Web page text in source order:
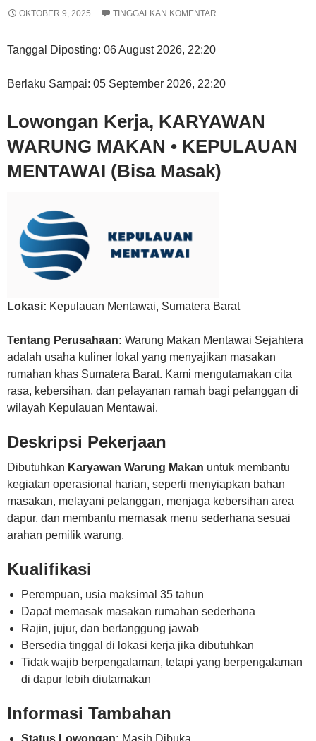
OKTOBER 9, 2025 TINGGALKAN KOMENTAR
Tanggal Diposting: 06 August 2026, 22:20
Berlaku Sampai: 05 September 2026, 22:20
Lowongan Kerja, KARYAWAN
WARUNG MAKAN • KEPULAUAN
MENTAWAI (Bisa Masak)
Lokasi: Kepulauan Mentawai, Sumatera Barat
Tentang Perusahaan: Warung Makan Mentawai Sejahtera
adalah usaha kuliner lokal yang menyajikan masakan
rumahan khas Sumatera Barat. Kami mengutamakan cita
rasa, kebersihan, dan pelayanan ramah bagi pelanggan di
wilayah Kepulauan Mentawai.
Deskripsi Pekerjaan
Dibutuhkan Karyawan Warung Makan untuk membantu
kegiatan operasional harian, seperti menyiapkan bahan
masakan, melayani pelanggan, menjaga kebersihan area
dapur, dan membantu memasak menu sederhana sesuai
arahan pemilik warung.
Kualifikasi
Perempuan, usia maksimal 35 tahun
Dapat memasak masakan rumahan sederhana
Rajin, jujur, dan bertanggung jawab
Bersedia tinggal di lokasi kerja jika dibutuhkan
Tidak wajib berpengalaman, tetapi yang berpengalaman
di dapur lebih diutamakan
Informasi Tambahan